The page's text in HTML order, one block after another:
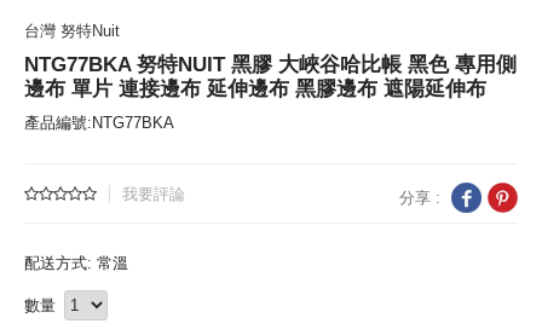
台灣 努特Nuit
NTG77BKA 努特NUIT 黑膠 大峽谷哈比帳 黑色 專用側
邊布 單片 連接邊布 延伸邊布 黑膠邊布 遮陽延伸布
產品編號:NTG77BKA
我要評論 分享 :
配送方式: 常溫
數量